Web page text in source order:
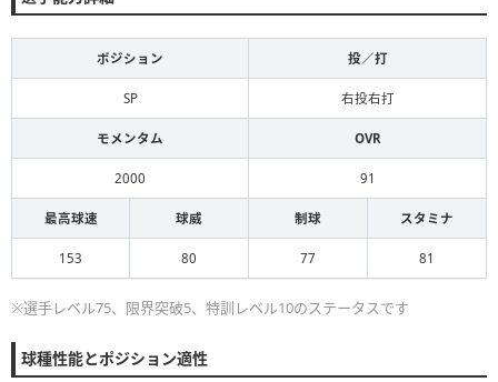
ポジション 投／打
SP 右投右打
モメンタム OVR
2000 91
最高球速 球威 制球 スタミナ
153 80 77 81
※選手レベル75、限界突破5、特訓レベル10のステータスです
球種性能とポジション適性